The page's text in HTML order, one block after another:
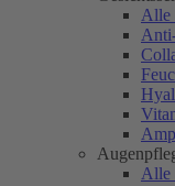
Alle
Alle